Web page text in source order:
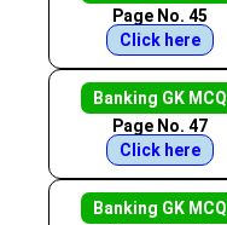
Page No. 45
Click here
Banking GK MCQ
Page No. 47
Click here
Banking GK MCQ